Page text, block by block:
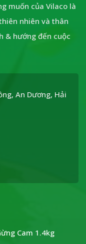
muốn của Vilaco là
nhiên và thân
& hướng đến cuộc
An Dương, Hải
Cam 1.4kg